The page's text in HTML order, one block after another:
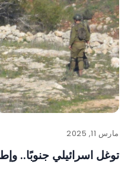
مارس 11, 2025
توغل اسرائيلي جنوبًا..